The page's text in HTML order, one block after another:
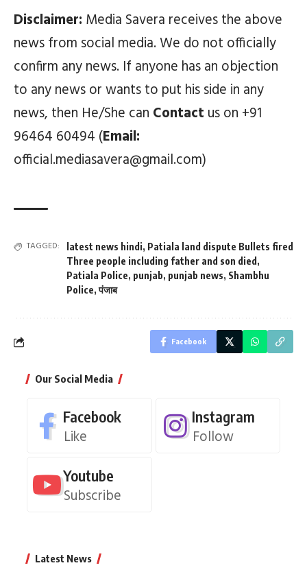
Disclaimer: Media Savera receives the above
news from social media. We do not officially
confirm any news. If anyone has an objection
to any news or wants to put his side in any
news, then He/She can Contact us on +91
96464 60494 (Email:
official.mediasavera@gmail.com)
TAGGED: latest news hindi, Patiala land dispute Bullets fired
Three people including father and son died,
Patiala Police, punjab, punjab news, Shambhu
Police,पंजाब
Facebook
Our Social Media
Facebook
Like
Instagram
Follow
Youtube
Subscribe
Latest News